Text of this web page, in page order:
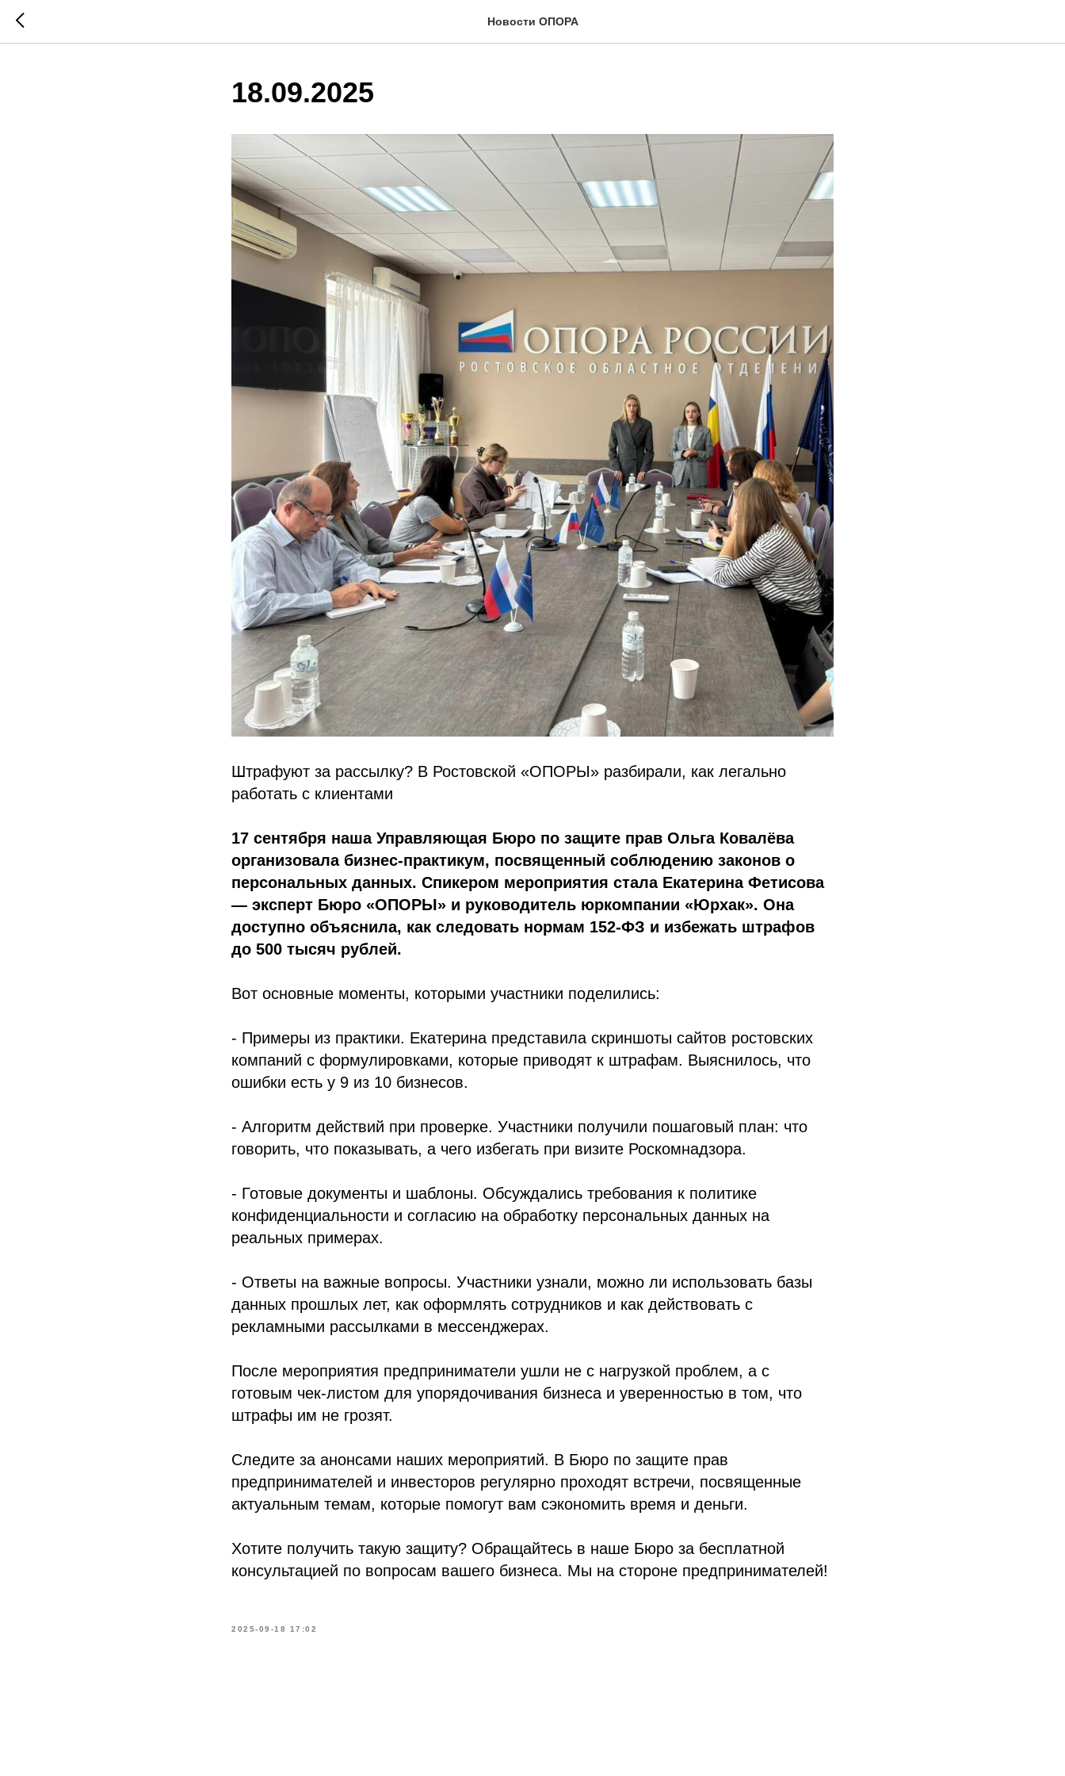
Новости ОПОРА
18.09.2025
Штрафуют за рассылку? В Ростовской «ОПОРЫ» разбирали, как легально
работать с клиентами
17 сентября наша Управляющая Бюро по защите прав Ольга Ковалёва
организовала бизнес-практикум, посвященный соблюдению законов о
персональных данных. Спикером мероприятия стала Екатерина Фетисова
— эксперт Бюро «ОПОРЫ» и руководитель юркомпании «Юрхак». Она
доступно объяснила, как следовать нормам 152-ФЗ и избежать штрафов
до 500 тысяч рублей.
Вот основные моменты, которыми участники поделились:
- Примеры из практики. Екатерина представила скриншоты сайтов ростовских
компаний с формулировками, которые приводят к штрафам. Выяснилось, что
ошибки есть у 9 из 10 бизнесов.
- Алгоритм действий при проверке. Участники получили пошаговый план: что
говорить, что показывать, а чего избегать при визите Роскомнадзора.
- Готовые документы и шаблоны. Обсуждались требования к политике
конфиденциальности и согласию на обработку персональных данных на
реальных примерах.
- Ответы на важные вопросы. Участники узнали, можно ли использовать базы
данных прошлых лет, как оформлять сотрудников и как действовать с
рекламными рассылками в мессенджерах.
После мероприятия предприниматели ушли не с нагрузкой проблем, а с
готовым чек-листом для упорядочивания бизнеса и уверенностью в том, что
штрафы им не грозят.
Следите за анонсами наших мероприятий. В Бюро по защите прав
предпринимателей и инвесторов регулярно проходят встречи, посвященные
актуальным темам, которые помогут вам сэкономить время и деньги.
Хотите получить такую защиту? Обращайтесь в наше Бюро за бесплатной
консультацией по вопросам вашего бизнеса. Мы на стороне предпринимателей!
2025-09-18 17:02